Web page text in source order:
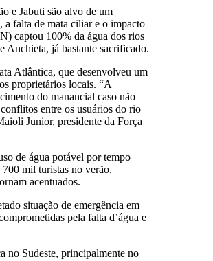
e Jabuti são alvo de um
a falta de mata ciliar e o impacto
captou 100% da água dos rios
Anchieta, já bastante sacrificado.
Atlântica, que desenvolveu um
proprietários locais. “A
do manancial caso não
entre os usuários do rio
Junior, presidente da Força
de água potável por tempo
mil turistas no verão,
acentuados.
situação de emergência em
pela falta d’água e
no Sudeste, principalmente no